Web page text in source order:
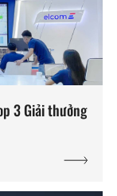
3 Giải thưởng